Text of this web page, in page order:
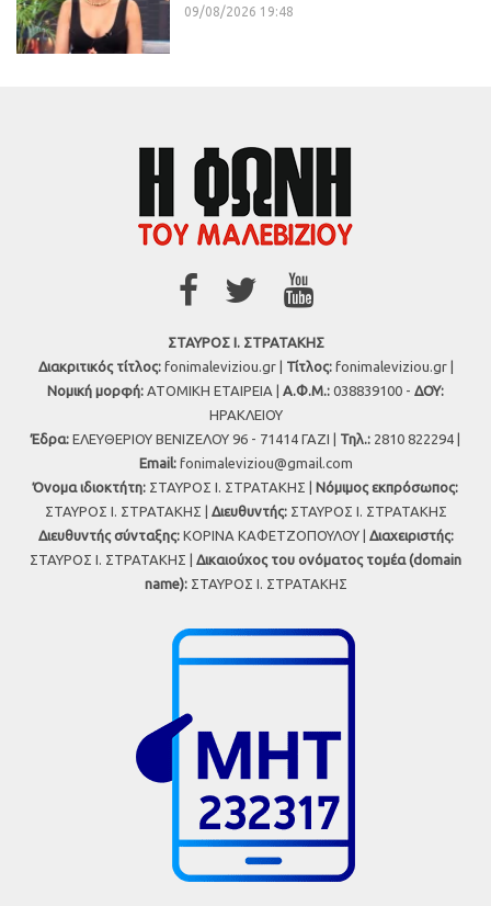
09/08/2026 19:48
ΣΤΑΥΡΟΣ Ι. ΣΤΡΑΤΑΚΗΣ
Διακριτικός τίτλος:fonimaleviziou.gr | Τίτλος:fonimaleviziou.gr |
Νομική μορφή: ΑΤΟΜΙΚΗ ΕΤΑΙΡΕΙΑ | Α.Φ.Μ.: 038839100 - ΔΟΥ:
ΗΡΑΚΛΕΙΟΥ
Έδρα: ΕΛΕΥΘΕΡΙΟΥ ΒΕΝΙΖΕΛΟΥ 96 - 71414 ΓΑΖΙ | Τηλ.: 2810 822294 |
Εmail: fonimaleviziou@gmail.com
Όνομα ιδιοκτήτη: ΣΤΑΥΡΟΣ Ι. ΣΤΡΑΤΑΚΗΣ | Νόμιμος εκπρόσωπος:
ΣΤΑΥΡΟΣ Ι. ΣΤΡΑΤΑΚΗΣ | Διευθυντής:ΣΤΑΥΡΟΣ Ι. ΣΤΡΑΤΑΚΗΣ
Διευθυντής σύνταξης:ΚΟΡΙΝΑ ΚΑΦΕΤΖΟΠΟΥΛΟΥ | Διαχειριστής:
ΣΤΑΥΡΟΣ Ι. ΣΤΡΑΤΑΚΗΣ | Δικαιούχος του ονόματος τομέα (domain
name):ΣΤΑΥΡΟΣ Ι. ΣΤΡΑΤΑΚΗΣ